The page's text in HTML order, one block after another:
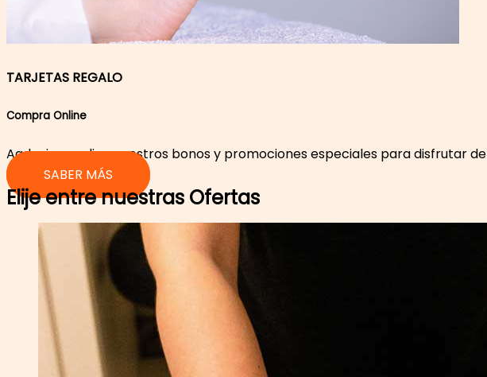
TARJETAS REGALO
Compra Online​
Aadquiere online nuestros bonos y promociones especiales para disfrutar
SABER MÁS
Elije entre nuestras Ofertas